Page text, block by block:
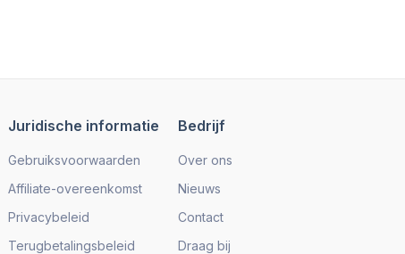
Juridische informatie
Gebruiksvoorwaarden
Affiliate-overeenkomst
Privacybeleid
Terugbetalingsbeleid
Bedrijf
Over ons
Nieuws
Contact
Draag bij